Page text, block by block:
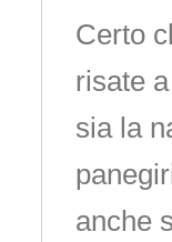
Certo
risate
sia la
anche